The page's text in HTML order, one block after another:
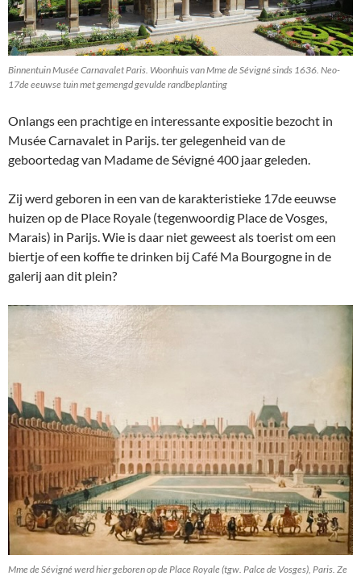
Binnentuin Musée Carnavalet Paris. Woonhuis van Mme de Sévigné sinds 1636. Neo-
17de eeuwse tuin met gemengd gevulde randbeplanting
Onlangs een prachtige en interessante expositie bezocht in
Musée Carnavalet in Parijs. ter gelegenheid van de
geboortedag van Madame de Sévigné 400 jaar geleden.
Zij werd geboren in een van de karakteristieke 17de eeuwse
huizen op de Place Royale (tegenwoordig Place de Vosges,
Marais) in Parijs. Wie is daar niet geweest als toerist om een
biertje of een koffie te drinken bij Café Ma Bourgogne in de
galerij aan dit plein?
Mme de Sévigné werd hier geboren op de Place Royale (tgw. Palce de Vosges), Paris. Ze